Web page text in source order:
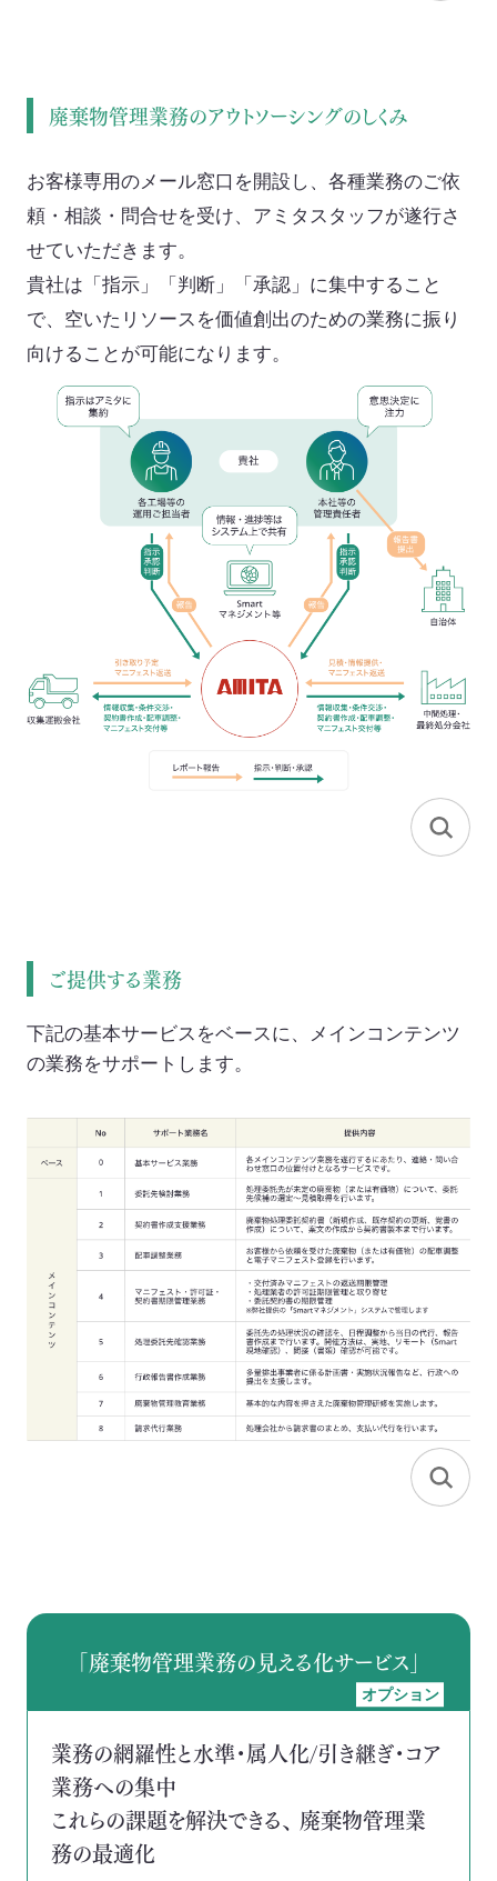
環境認証審査サービス
海外事業
Mission
お知らせ
セミナー・イベント
業務連携
廃棄物管理業務のアウトソーシングのしくみ
お客様専用のメール窓口を開設し、各種業務のご依
頼・相談・問合せを受け、アミタスタッフが遂行さ
せていただきます。
貴社は「指示」「判断」「承認」に集中すること
で、空いたリソースを価値創出のための業務に振り
向けることが可能になります。
ご提供する業務
下記の基本サービスをベースに、メインコンテンツ
の業務をサポートします。
「廃棄物管理業務の見える化サービス」
オプション
業務の網羅性と水準・属人化/引き継ぎ・コア
業務への集中
これらの課題を解決できる、 廃棄物管理業
務の最適化